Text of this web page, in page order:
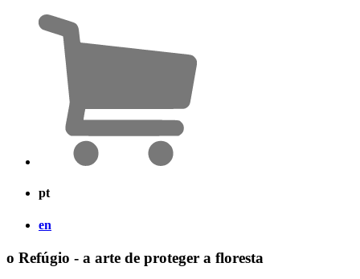
pt
en
o Refúgio - a arte de proteger a floresta